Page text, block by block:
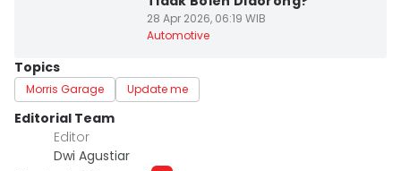
28 Apr 2026, 06:19 WIB
Automotive
Topics
Morris Garage Update me
Editorial Team
Editor
Dwi Agustiar